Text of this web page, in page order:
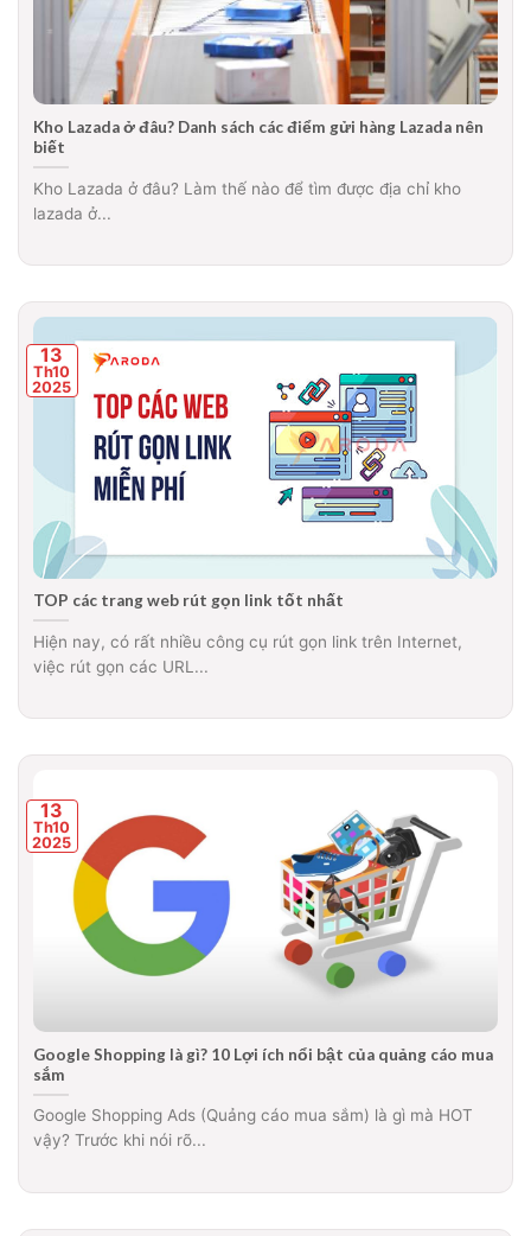
Kho Lazada ở đâu? Danh sách các điểm gửi hàng Lazada nên
biết
Kho Lazada ở đâu? Làm thế nào để tìm được địa chỉ kho
lazada ở...
TOP các trang web rút gọn link tốt nhất
Hiện nay, có rất nhiều công cụ rút gọn link trên Internet,
việc rút gọn các URL...
13
Th10
2025
Google Shopping là gì? 10 Lợi ích nổi bật của quảng cáo mua
sắm
Google Shopping Ads (Quảng cáo mua sắm) là gì mà HOT
vậy? Trước khi nói rõ...
13
Th10
2025